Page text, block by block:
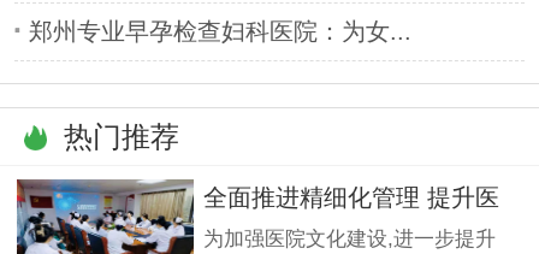
郑州专业早孕检查妇科医院：为女...
热门推荐
全面推进精细化管理 提升医
疗服
为加强医院文化建设,进一步提升